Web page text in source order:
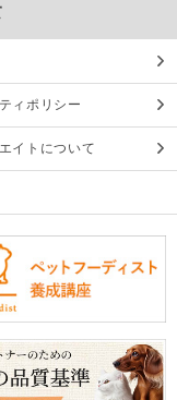
ィポリシー
イトについて